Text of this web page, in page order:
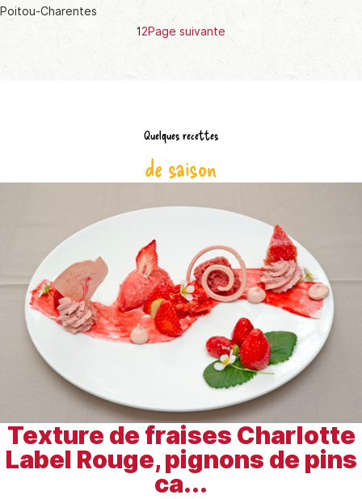
Poitou-Charentes
1 2Page suivante
Quelques recettes
de saison
Texture de fraises Charlotte
Label Rouge, pignons de pins
ca...